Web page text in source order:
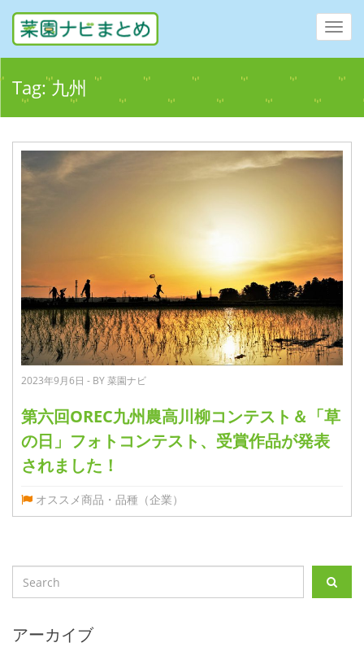
Tag:九州
2023年9月6日 - BY 菜園ナビ
第六回OREC九州農高川柳コンテスト＆「草
の日」フォトコンテスト、受賞作品が発表
されました！
オススメ商品・品種（企業）
アーカイブ